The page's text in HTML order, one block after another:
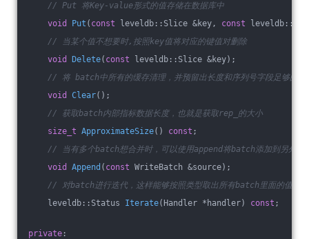
// Put 将Key-value形式的值存储在数据库中
void
Put ( const leveldb::Slice &key, const
// 当某个值不想要时,按照key值将对应的键值对删除
void
Delete( const leveldb::Slice &key) ;
// 将 batch中所有的缓存清理，并预留出长度和序列号字段足够的长
void
Clear() ;
// 获取batch内部指标数据长度，也就是获取rep_的大小
size_t ApproximateSize() const ;
// 当有多个batch想合并时，可以使用append将batch添加到另外衣
void
Append ( const WriteBatch &source) ;
// 对batch进行迭代，这样能够按照类型取出所有batch里面的值
leveldb::Status Iterate(Handler *handler) const ;
private :